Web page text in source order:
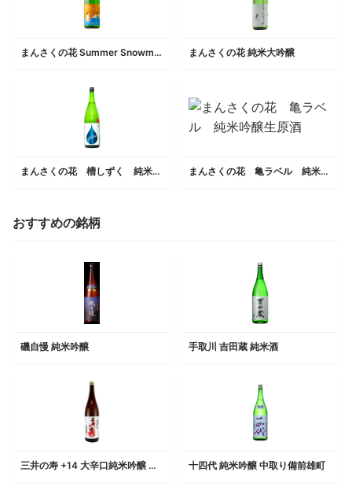
まんさくの花 Summer Snowman 純米吟醸一度火入れ原酒 まんさくの花 純米大吟醸
まんさくの花 槽しずく 純米吟醸生原酒 まんさくの花 亀ラベル 純米吟醸生原酒
おすすめの銘柄
磯自慢 純米吟醸 手取川 吉田蔵 純米酒
三井の寿 +14 大辛口純米吟醸 山田錦 生 十四代 純米吟醸 中取り備前雄町